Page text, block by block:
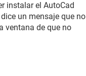
instalar el AutoCad
un mensaje que no
ventana de que no